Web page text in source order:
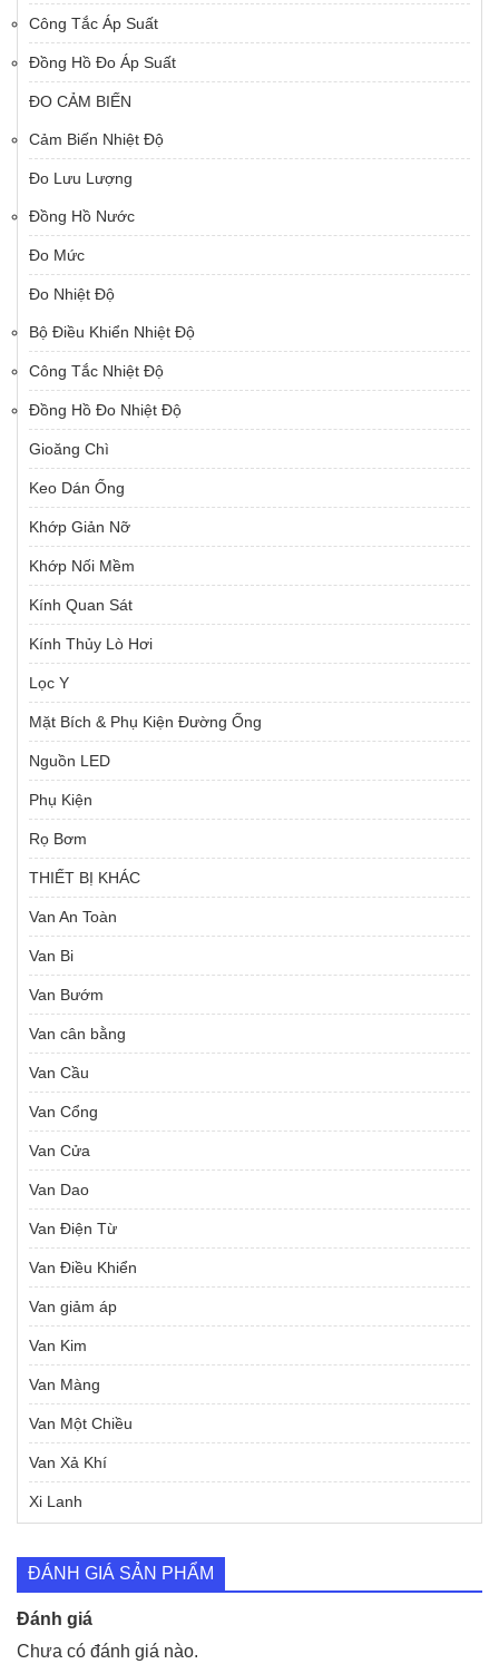
Công Tắc Áp Suất
Đồng Hồ Đo Áp Suất
ĐO CẢM BIẾN
Cảm Biến Nhiệt Độ
Đo Lưu Lượng
Đồng Hồ Nước
Đo Mức
Đo Nhiệt Độ
Bộ Điều Khiển Nhiệt Độ
Công Tắc Nhiệt Độ
Đồng Hồ Đo Nhiệt Độ
Gioăng Chì
Keo Dán Ống
Khớp Giản Nỡ
Khớp Nối Mềm
Kính Quan Sát
Kính Thủy Lò Hơi
Lọc Y
Mặt Bích & Phụ Kiện Đường Ống
Nguồn LED
Phụ Kiện
Rọ Bơm
THIẾT BỊ KHÁC
Van An Toàn
Van Bi
Van Bướm
Van cân bằng
Van Cầu
Van Cổng
Van Cửa
Van Dao
Van Điện Từ
Van Điều Khiển
Van giảm áp
Van Kim
Van Màng
Van Một Chiều
Van Xả Khí
Xi Lanh
ĐÁNH GIÁ SẢN PHẨM
Đánh giá
Chưa có đánh giá nào.